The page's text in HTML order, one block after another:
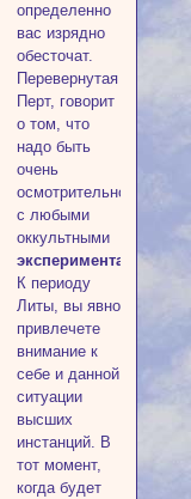
определенно
вас изрядно
обесточат.
Перевернутая
Перт, говорит
о том, что
надо быть
очень
осмотрительной
с любыми
оккультными
экспериментами.
К периоду
Литы, вы явно
привлечете
внимание к
себе и данной
ситуации
высших
инстанций. В
тот момент,
когда будет